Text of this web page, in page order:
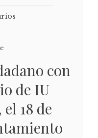
con
de IU
18 de